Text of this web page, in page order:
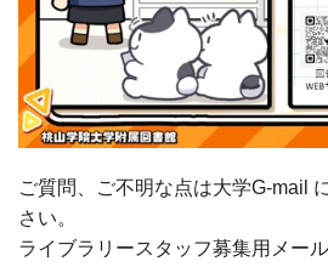
ご質問、ご不明な点は大学G-mail
さい。
ライブラリースタッフ募集用メー